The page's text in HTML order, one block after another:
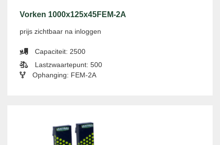
Vorken 1000x125x45FEM-2A
prijs zichtbaar na inloggen
Capaciteit: 2500
Lastzwaartepunt: 500
Ophanging: FEM-2A